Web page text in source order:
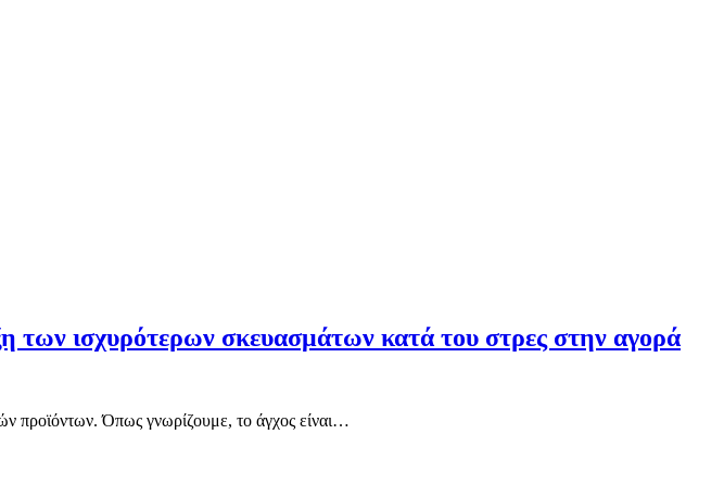
των ισχυρότερων σκευασμάτων κατά του στρες στην αγορά
προϊόντων. Όπως γνωρίζουμε, το άγχος είναι…